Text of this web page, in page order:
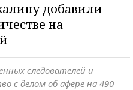
добавили
на
следователей и
с делом об афере на 490